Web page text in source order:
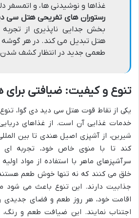
غذاها و نوشیدنی ها، و اتمسفر
رستوران های تفریحی هتل سی
بخش جدایی ناپذیری از
هتل تبدیل می کند. در هر گوشه
طعمی جدید در انتظار کشف
تنوع و کیفیت: ضیافتی برای
یکی از نقاط قوت هتل سی دید دی گوا،
خدمات غذایی آن است. از غذاهای
شیرین، از آشپزی اصیل هندی تا بین
کند تا با منوی خاص خود، تجربه ای
سرآشپزهای ماهر با استفاده از مواد
خلق می کنند که نه تنها خوش طعم
جذابیت دارند. این تنوع باعث می شود
اقامت خود، هر روز طعم و فضای جدیدی را
اجتناب نمایند. این ضیافت طعم و رنگ،